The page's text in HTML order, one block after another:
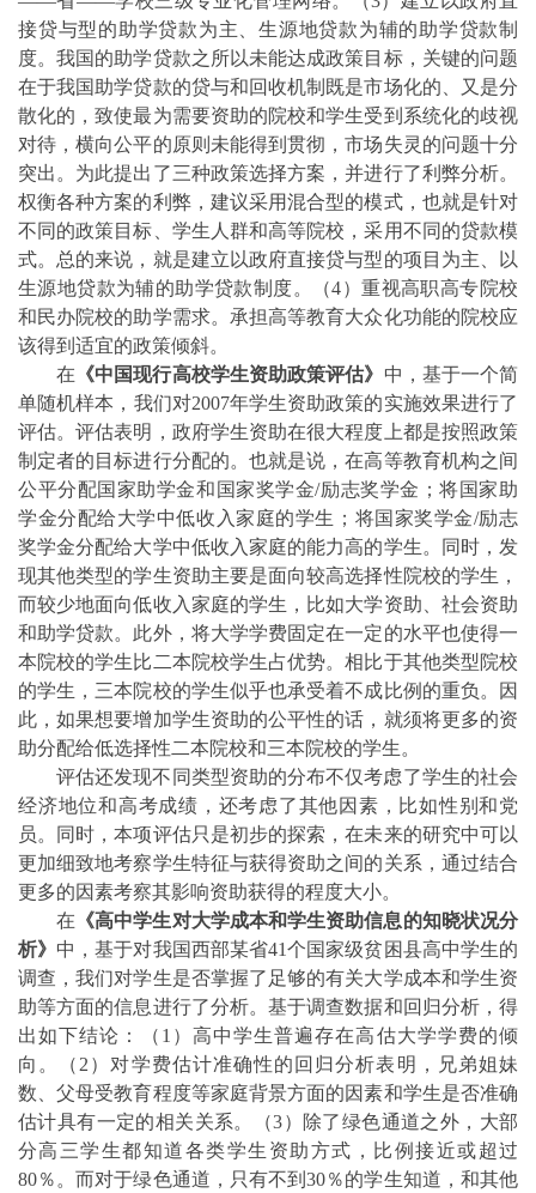
接贷与型的助学贷款为主、生源地贷款为辅的助学贷款制
度。我国的助学贷款之所以未能达成政策目标，关键的问题
在于我国助学贷款的贷与和回收机制既是市场化的、又是分
散化的，致使最为需要资助的院校和学生受到系统化的歧视
对待，横向公平的原则未能得到贯彻，市场失灵的问题十分
突出。为此提出了三种政策选择方案，并进行了利弊分析。
权衡各种方案的利弊，建议采用混合型的模式，也就是针对
不同的政策目标、 学生人群和高等院校，采用不同的贷款模
式。总的来说，就是建立以政府直接贷与型的项目为主、以
生源地贷款为辅的助学贷款制度。（4）重视高职高专院校
和民办院校的助学需求。承担高等教育大众化功能的院校应
该得到适宜的政策倾斜。
在 《中国现行高校学生资助政策评估》 中，基于一个简
单随机样本，我们对2007年学生资助政策的实施效果进行了
评估。评估表明，政府学生资助在很大程度上都是按照政策
制定者的目标进行分配的。也就是说，在高等教育机构之间
公平分配国家助学金和国家奖学金/励志奖学金；将国家助
学金分配给大学中低收入家庭的学生；将国家奖学金/励志
奖学金分配给大学中低收入家庭的能力高的学生。同时，发
现其他类型的学生资助主要是面向较高选择性院校的学生，
而较少地面向低收入家庭的学生，比如大学资助、社会资助
和助学贷款。此外，将大学学费固定在一定的水平也使得一
本院校的学生比二本院校学生占优势。相比于其他类型院校
的学生，三本院校的学生似乎也承受着不成比例的重负。因
此，如果想要增加学生资助的公平性的话，就须将更多的资
助分配给低选择性二本院校和三本院校的学生。
评估还发现不同类型资助的分布不仅考虑了学生的社会
经济地位和高考成绩，还考虑了其他因素，比如性别和党
员。同时，本项评估只是初步的探索，在未来的研究中可以
更加细致地考察学生特征与获得资助之间的关系，通过结合
更多的因素考察其影响资助获得的程度大小。
在 《高中学生对大学成本和学生资助信息的知晓状况分
析》 中，基于对我国西部某省41个国家级贫困县高中学生的
调查，我们对学生是否掌握了足够的有关大学成本和学生资
助等方面的信息进行了分析。基于调查数据和回归分析，得
出如下结论：（ 1 ）高中学生普遍存在高估大学学费的倾
向。（ 2 ）对学费估计准确性的回归分析表明，兄弟姐妹
数、父母受教育程度等家庭背景方面的因素和学生是否准确
估计具有一定的相关关系。（3）除了绿色通道之外，大部
分高三学生都知道各类学生资助方式，比例接近或超过
80％。而对于绿色通道，只有不到30％的学生知道，和其他